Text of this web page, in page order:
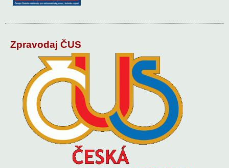
Zpravodaj ČUS